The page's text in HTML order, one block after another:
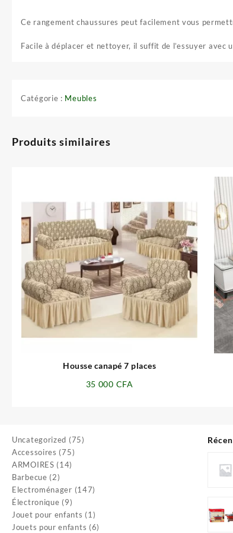
Ce rangement chaussures peut facilement vous
Facile à déplacer et nettoyer, il suffit de l’essuyer avec
Catégorie : Meubles
Produits similaires
⇆
Housse canapé 7 places
35 000 CFA
Uncategorized 7575
Accessoires 7575
ARMOIRES 1414
Barbecue 22
produits
Electroménager 147147
Électronique 99
produits
Jouet pour enfants 1 1
produit
Jouets pour enfants 66